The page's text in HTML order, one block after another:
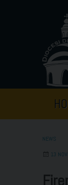
NEWS
13